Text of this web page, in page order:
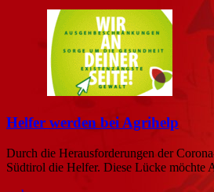
Helfer werden bei Agrihelp
Durch die Herausforderungen der
Südtirol die Helfer. Diese Lücke möchte